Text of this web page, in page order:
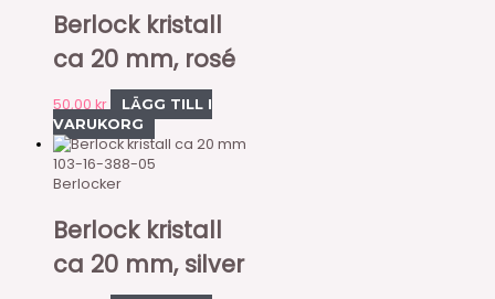
Berlock kristall
ca 20 mm, rosé
50,00 kr
LÄGG TILL I
VARUKORG
103-16-388-05
Berlocker
Berlock kristall
ca 20 mm, silver